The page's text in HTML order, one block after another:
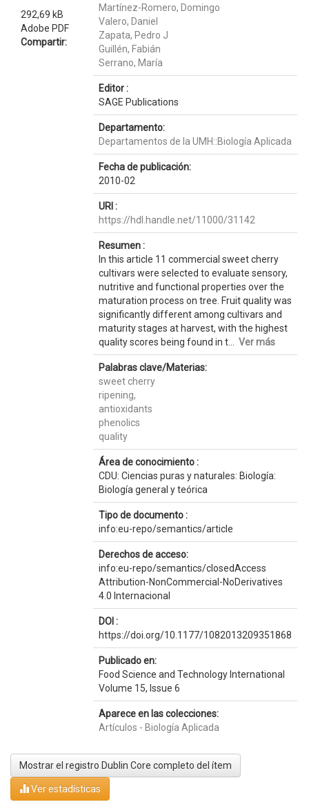
292,69 kB
Adobe PDF
Compartir:
Martínez-Romero, Domingo
Valero, Daniel
Zapata, Pedro J
Guillén, Fabián
Serrano, María
Editor :
SAGE Publications
Departamento:
Departamentos de la UMH::Biología Aplicada
Fecha de publicación:
2010-02
URI :
https://hdl.handle.net/11000/31142
Resumen :
In this article 11 commercial sweet cherry
cultivars were selected to evaluate sensory,
nutritive and functional properties over the
maturation process on tree. Fruit quality was
significantly different among cultivars and
maturity stages at harvest, with the highest
quality scores being found in t... Ver más
Palabras clave/Materias:
sweet cherry
ripening,
antioxidants
phenolics
quality
Área de conocimiento :
CDU: Ciencias puras y naturales: Biología:
Biología general y teórica
Tipo de documento :
info:eu-repo/semantics/article
Derechos de acceso:
info:eu-repo/semantics/closedAccess
Attribution-NonCommercial-NoDerivatives
4.0 Internacional
DOI :
https://doi.org/10.1177/1082013209351868
Publicado en:
Food Science and Technology International
Volume 15, Issue 6
Aparece en las colecciones:
Artículos - Biología Aplicada
Mostrar el registro Dublin Core completo del ítem
Ver estadísticas